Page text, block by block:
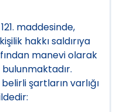
maddesinde,
hakkı saldırıya
manevi olarak
şartların varlığı